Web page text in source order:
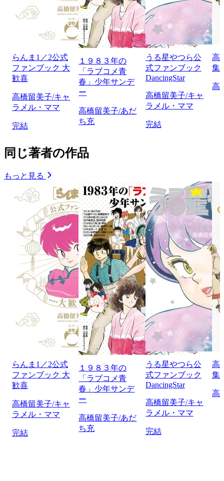
らんま1／2公式
ファンブック 大
歓喜
高橋留美子/キャ
ラメル・ママ
完結
１９８３年の
「ラブコメ青
春」少年サンデ
ー
高橋留美子/あだ
ち充
うる星やつら公
式ファンブック
DancingStar
高橋留美子/キャ
ラメル・ママ
完結
高
集
高
同じ著者の作品
もっと見る
らんま1／2公式
ファンブック 大
歓喜
高橋留美子/キャ
ラメル・ママ
完結
１９８３年の
「ラブコメ青
春」少年サンデ
ー
高橋留美子/あだ
ち充
うる星やつら公
式ファンブック
DancingStar
高橋留美子/キャ
ラメル・ママ
完結
高
集
高